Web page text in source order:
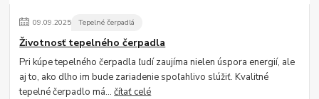
09.09.2025 Tepelné čerpadlá
Životnosť tepelného čerpadla
Pri kúpe tepelného čerpadla ľudí zaujíma nielen úspora energií, ale
aj to, ako dlho im bude zariadenie spoľahlivo slúžiť. Kvalitné
tepelné čerpadlo má...čítať celé